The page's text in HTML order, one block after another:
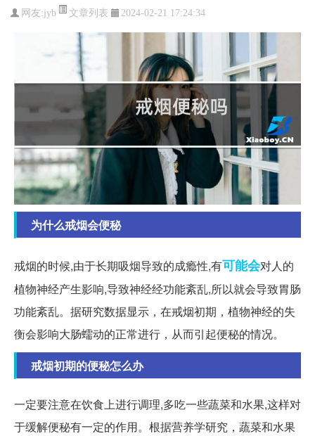
网友:jyb 文章列表 2024-02-21 17:24:34
为什么戒烟会便秘
戒烟的时候,由于长期吸烟导致的成瘾性,有可能会对人的
植物神经产生影响,导致神经经功能紊乱,所以就会导致胃肠
功能紊乱。据研究数据显示，在戒烟初期，植物神经的失
衡会影响大肠蠕动的正常进行，从而引起便秘的情况。
戒烟初期的便秘怎么办
一定要注意在饮食上进行调理,多吃一些蔬菜和水果,这样对
于缓解便秘有一定的作用。根据营养学研究，蔬菜和水果